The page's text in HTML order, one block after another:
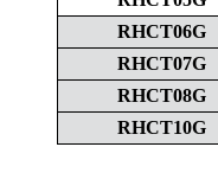
RHCT06G
RHCT07G
RHCT08G
RHCT10G